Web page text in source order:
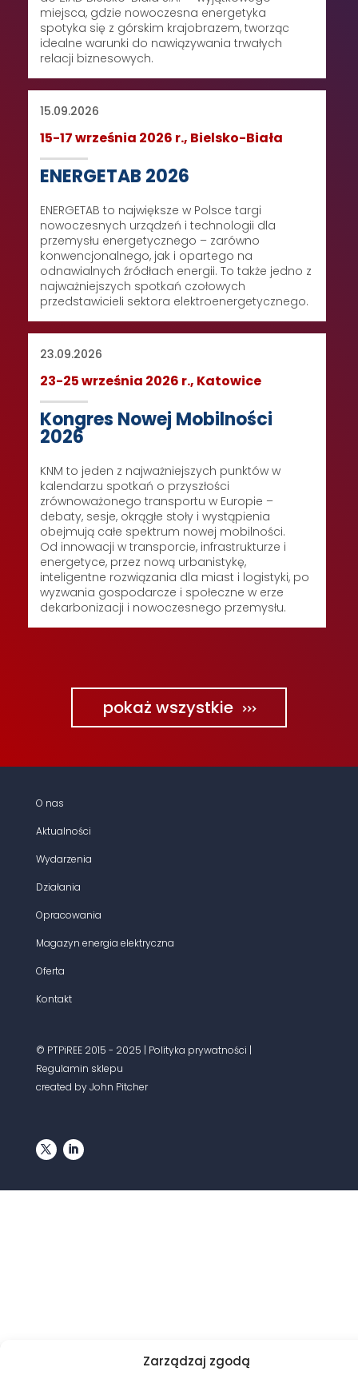
Zarządzaj zgodą
miejsca, gdzie nowoczesna energetyka
spotyka się z górskim krajobrazem, tworząc
idealne warunki do nawiązywania trwałych
relacji biznesowych.
15.09.2026
15-17 września 2026 r., Bielsko-Biała
ENERGETAB 2026
ENERGETAB to największe w Polsce targi
nowoczesnych urządzeń i technologii dla
przemysłu energetycznego – zarówno
konwencjonalnego, jak i opartego na
odnawialnych źródłach energii. To także jedno z
najważniejszych spotkań czołowych
przedstawicieli sektora elektroenergetycznego.
23.09.2026
23-25 września 2026 r., Katowice
Kongres Nowej Mobilności
2026
KNM to jeden z najważniejszych punktów w
kalendarzu spotkań o przyszłości
zrównoważonego transportu w Europie –
debaty, sesje, okrągłe stoły i wystąpienia
obejmują całe spektrum nowej mobilności.
Od innowacji w transporcie, infrastrukturze i
energetyce, przez nową urbanistykę,
inteligentne rozwiązania dla miast i logistyki, po
wyzwania gospodarcze i społeczne w erze
dekarbonizacji i nowoczesnego przemysłu.
pokaż wszystkie
O nas
Aktualności
Wydarzenia
Działania
Opracowania
Magazyn energia elektryczna
Oferta
Kontakt
© PTPiREE 2015 - 2025 | Polityka prywatności |
Regulamin sklepu
created by John Pitcher